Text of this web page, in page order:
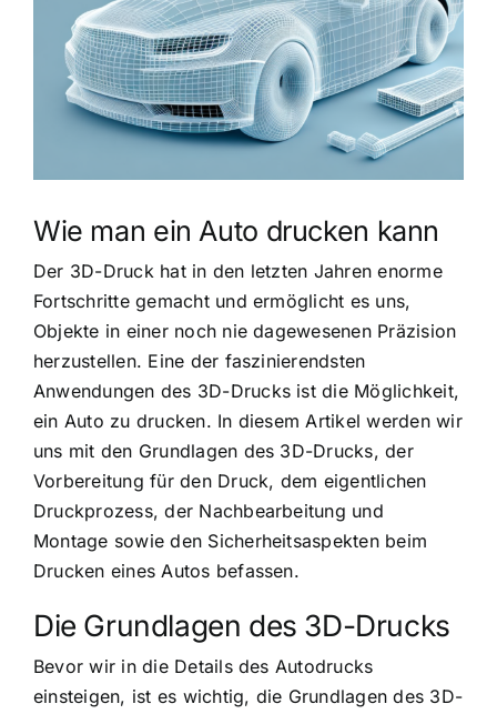
Wie man ein Auto drucken kann
Der 3D-Druck hat in den letzten Jahren enorme
Fortschritte gemacht und ermöglicht es uns,
Objekte in einer noch nie dagewesenen Präzision
herzustellen. Eine der faszinierendsten
Anwendungen des 3D-Drucks ist die Möglichkeit,
ein Auto zu drucken. In diesem Artikel werden wir
uns mit den Grundlagen des 3D-Drucks, der
Vorbereitung für den Druck, dem eigentlichen
Druckprozess, der Nachbearbeitung und
Montage sowie den Sicherheitsaspekten beim
Drucken eines Autos befassen.
Die Grundlagen des 3D-Drucks
Bevor wir in die Details des Autodrucks
einsteigen, ist es wichtig, die Grundlagen des 3D-